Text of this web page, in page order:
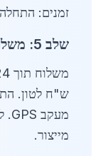
זמנים:
שלב 5: משלוח והתקנה
מייצור.